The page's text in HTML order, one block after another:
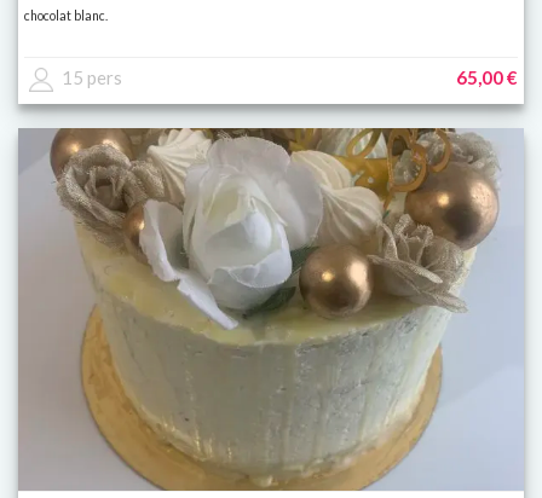
chocolat blanc.
15 pers 65,00 €